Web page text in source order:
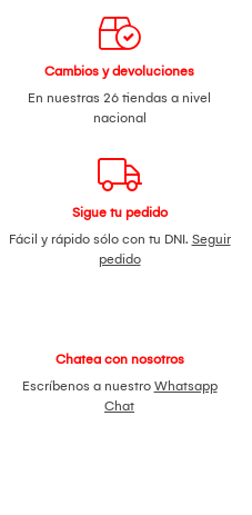
Cambios y devoluciones
En nuestras 26 tiendas a nivel
nacional
Sigue tu pedido
Fácil y rápido sólo con tu DNI. Seguir
pedido
Chatea con nosotros
Escríbenos a nuestro Whatsapp
Chat